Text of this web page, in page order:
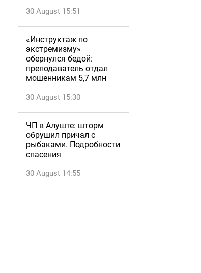
30 August 15:51
«Инструктаж по
экстремизму»
обернулся бедой:
преподаватель отдал
мошенникам 5,7 млн
30 August 15:30
ЧП в Алуште: шторм
обрушил причал с
рыбаками. Подробности
спасения
30 August 14:55